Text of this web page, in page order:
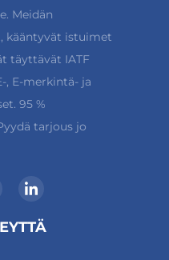
Meidän
kääntyvät istuimet
täyttävät IATF
, E-merkintä- ja
95 %
tarjous jo